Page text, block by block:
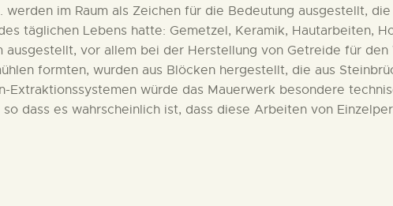
werden im Raum als Zeichen für die Bedeutung ausgestellt,
täglichen Lebens hatte: Gemetzel, Keramik, Hautarbeiten,
ausgestellt, vor allem bei der Herstellung von Getreide für
formten, wurden aus Blöcken hergestellt, die aus
Extraktionssystemen würde das Mauerwerk besondere
dass es wahrscheinlich ist, dass diese Arbeiten von